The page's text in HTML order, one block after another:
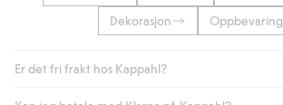
Dekorasjon
Oppbevaring
Er det fri frakt hos Kappahl?